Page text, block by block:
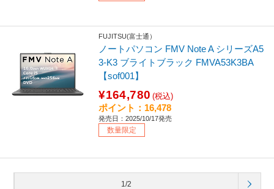
FUJITSU(富士通）
ノートパソコン FMV Note A シリーズA5
3-K3 ブライトブラック FMVA53K3BA
【sof001】
¥164,780 (税込)
ポイント：16,478
発売日：2025/10/17発売
数量限定
1/2